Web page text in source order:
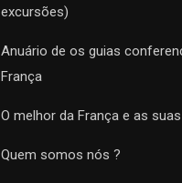
excursões)
Anuário de os guias
França
O melhor da França e as
Quem somos nós ?